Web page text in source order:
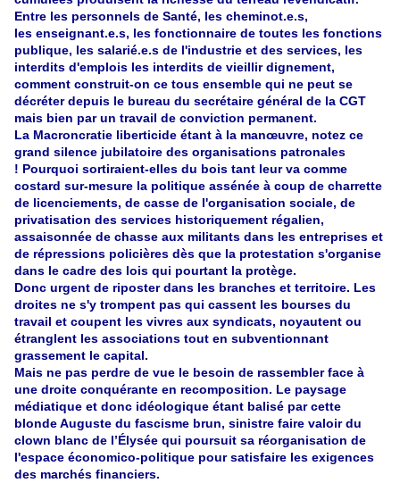
Entre les personnels de Santé, les cheminot.e.s,
les enseignant.e.s, les fonctionnaire de toutes les fonctions
publique, les salarié.e.s de l'industrie et des services, les
interdits d'emplois les interdits de vieillir dignement,
comment construit-on ce tous ensemble qui ne peut se
décréter depuis le bureau du secrétaire général de la CGT
mais bien par un travail de conviction permanent.
La Macroncratie liberticide étant à la manœuvre, notez ce
grand silence jubilatoire des organisations patronales
! Pourquoi sortiraient-elles du bois tant leur va comme
costard sur-mesure la politique assénée à coup de charrette
de licenciements, de casse de l'organisation sociale, de
privatisation des services historiquement régalien,
assaisonnée de chasse aux militants dans les entreprises et
de répressions policières dès que la protestation s'organise
dans le cadre des lois qui pourtant la protège.
Donc urgent de riposter dans les branches et territoire. Les
droites ne s'y trompent pas qui cassent les bourses du
travail et coupent les vivres aux syndicats, noyautent ou
étranglent les associations tout en subventionnant
grassement le capital.
Mais ne pas perdre de vue le besoin de rassembler face à
une droite conquérante en recomposition. Le paysage
médiatique et donc idéologique étant balisé par cette
blonde Auguste du fascisme brun, sinistre faire valoir du
clown blanc de l’Élysée qui poursuit sa réorganisation de
l'espace économico-politique pour satisfaire les exigences
des marchés financiers.